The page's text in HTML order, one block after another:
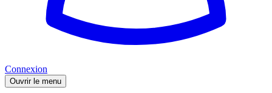
Connexion
Ouvrir le menu